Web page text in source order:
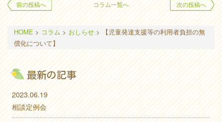
前の投稿へ コラム一覧へ 次の投稿へ
HOME > コラム > おしらせ>
【児童発達支援等の利用者負担の無
償化について】
最新の記事
2023.06.19
相談定例会